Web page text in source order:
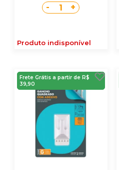
- 1 +
Produto indisponível
Frete Grátis a partir de R$
39,90